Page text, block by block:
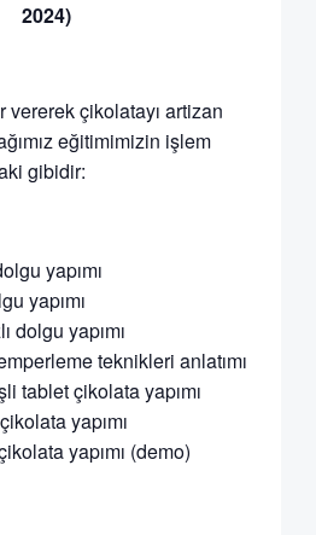
2024)
çikolatayı artizan
eğitimimizin işlem
gibidir:
yapımı
yapımı
dolgu yapımı
teknikleri anlatımı
tablet çikolata yapımı
yapımı
yapımı (demo)